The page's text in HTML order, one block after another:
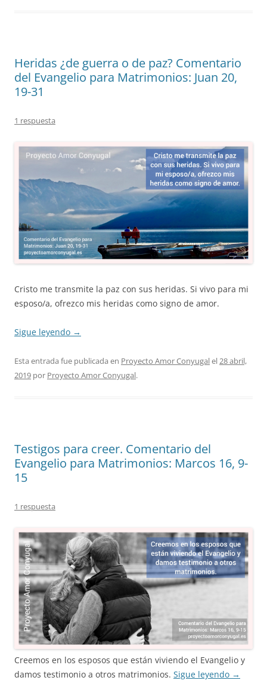
Heridas ¿de guerra o de paz? Comentario
del Evangelio para Matrimonios: Juan 20,
19-31
1 respuesta
Cristo me transmite la paz con sus heridas. Si vivo para mi
esposo/a, ofrezco mis heridas como signo de amor.
Sigue leyendo →
Esta entrada fue publicada en Proyecto Amor Conyugalel28 abril,
2019 por Proyecto Amor Conyugal.
Testigos para creer. Comentario del
Evangelio para Matrimonios: Marcos 16, 9-
15
1 respuesta
Creemos en los esposos que están viviendo el Evangelio y
damos testimonio a otros matrimonios. Sigue leyendo →